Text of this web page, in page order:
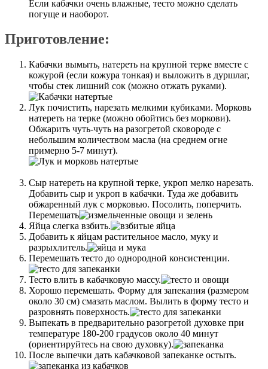
Если кабачки очень влажные, тесто можно сделать
погуще и наоборот.
Приготовление:
Кабачки вымыть, натереть на крупной терке вместе с
кожурой (если кожура тонкая) и выложить в дуршлаг,
чтобы стек лишний сок (можно отжать руками).
Лук почистить, нарезать мелкими кубиками. Морковь
натереть на терке (можно обойтись без моркови).
Обжарить чуть-чуть на разогретой сковороде с
небольшим количеством масла (на среднем огне
примерно 5-7 минут).
Сыр натереть на крупной терке, укроп мелко нарезать.
Добавить сыр и укроп в кабачки. Туда же добавить
обжаренный лук с морковью. Посолить, поперчить.
Перемешать
Яйца слегка взбить.
Добавить к яйцам растительное масло, муку и
разрыхлитель.
Перемешать тесто до однородной консистенции.
Тесто влить в кабачковую массу.
Хорошо перемешать. Форму для запекания (размером
около 30 см) смазать маслом. Вылить в форму тесто и
разровнять поверхность.
Выпекать в предварительно разогретой духовке при
температуре 180-200 градусов около 40 минут
(ориентируйтесь на свою духовку).
После выпечки дать кабачковой запеканке остыть.